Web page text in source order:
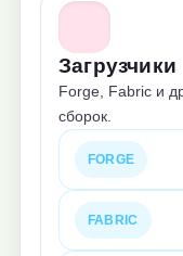
Загрузчики
Forge, Fabric и
сборок.
FORGE
FABRIC